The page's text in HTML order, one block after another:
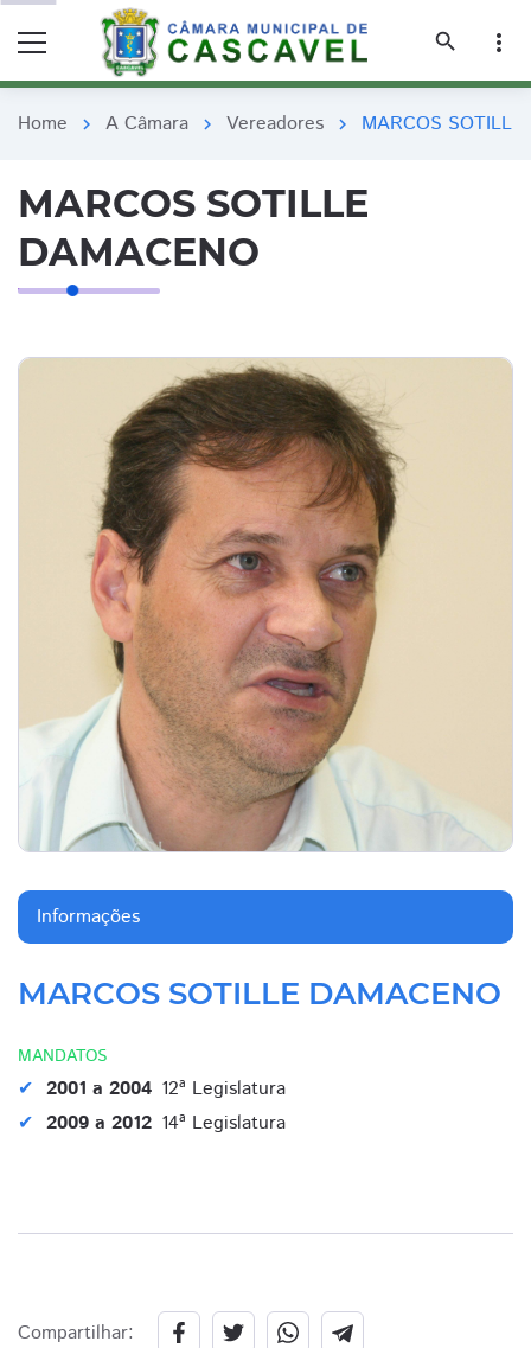
search
more_vert
Home chevron_right A Câmara chevron_right Vereadores chevron_right MARCOS
MARCOS SOTILLE
DAMACENO
Informações
MARCOS SOTILLE DAMACENO
MANDATOS
2001 a 2004 12ª Legislatura
2009 a 2012 14ª Legislatura
Compartilhar: